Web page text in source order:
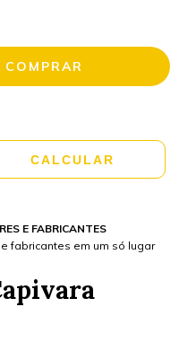
CALCULAR
E FABRICANTES
fabricantes em um só lugar